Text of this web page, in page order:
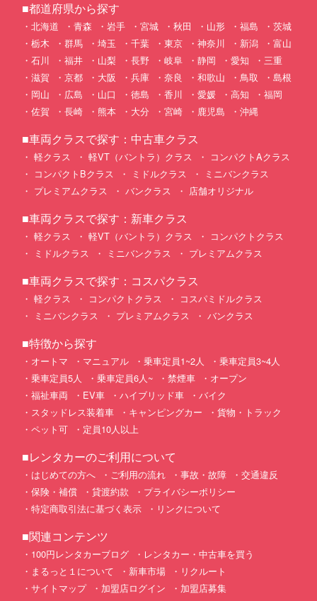
■都道府県から探す
北海道 青森 岩手 宮城 秋田 山形 福島
茨城
栃木
群馬 埼玉 千葉 東京 神奈川 新潟
富山
石川
福井 山梨 長野 岐阜 静岡 愛知
三重
滋賀
京都 大阪 兵庫 奈良 和歌山 鳥取
島根
岡山
広島 山口 徳島 香川 愛媛 高知
福岡
佐賀
長崎 熊本 大分 宮崎 鹿児島 沖縄
■車両クラスで探す：中古車クラス
軽クラス 軽VT（バントラ）クラス
コンパクトAクラス
コンパクトBクラス
ミドルクラス
ミニバンクラス
プレミアムクラス
バンクラス 店舗オリジナル
■車両クラスで探す：新車クラス
軽クラス 軽VT（バントラ）クラス
コンパクトクラス
ミドルクラス
ミニバンクラス プレミアムクラス
■車両クラスで探す：コスパクラス
軽クラス コンパクトクラス
コスパミドルクラス
ミニバンクラス
プレミアムクラス バンクラス
■特徴から探す
オートマ マニュアル 乗車定員1~2人
乗車定員3~4人
乗車定員5人
乗車定員6人~ 禁煙車
オープン
福祉車両
EV車 ハイブリッド車
バイク
スタッドレス装着車
キャンピングカー
貨物・トラック
ペット可
定員10人以上
■レンタカーのご利用について
はじめての方へ ご利用の流れ 事故・故障
交通違反
保険・補償
貸渡約款
プライバシーポリシー
特定商取引法に基づく表示
リンクについて
■関連コンテンツ
100円レンタカーブログ
レンタカー・中古車を買う
まるっと１について
新車市場
リクルート
サイトマップ
加盟店ログイン 加盟店募集